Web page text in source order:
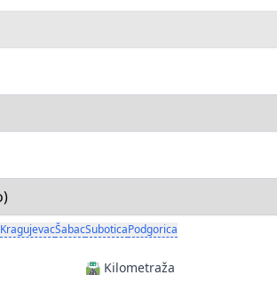
KragujevacŠabacSuboticaPodgorica
🛣️ Kilometraža